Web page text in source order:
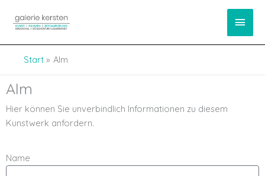
springen
Inhalt
Start Alm
Alm
Hier können Sie unverbindlich Informationen zu diesem
Kunstwerk anfordern.
Name